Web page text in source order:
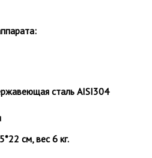
сталь AISI304
см, вес 6 кг.